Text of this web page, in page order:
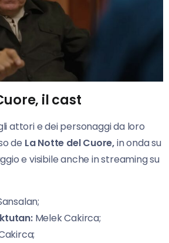
il cast
attori e dei personaggi da loro
de La Notte del Cuore,in onda su
e visibile anche in streaming su
Melek Cakirca;